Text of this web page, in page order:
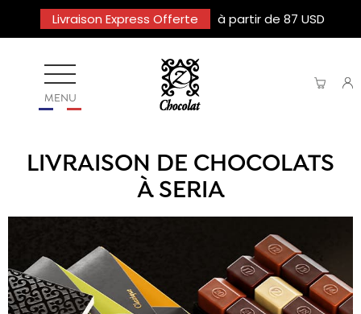
Livraison Express Offerte à partir de 87 USD
MENU
LIVRAISON DE CHOCOLATS
À SERIA